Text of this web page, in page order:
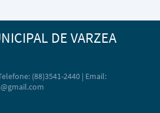
DE VARZEA
(88)3541-2440 | Email: